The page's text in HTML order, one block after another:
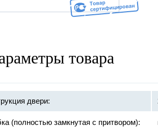
товара
двери:
(полностью замкнутая с притвором):